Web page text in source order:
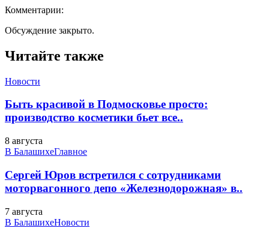
Комментарии:
Обсуждение закрыто.
Читайте также
Новости
Быть красивой в Подмосковье просто:
производство косметики бьет все..
8 августа
В БалашихеГлавное
Сергей Юров встретился с сотрудниками
моторвагонного депо «Железнодорожная» в..
7 августа
В БалашихеНовости